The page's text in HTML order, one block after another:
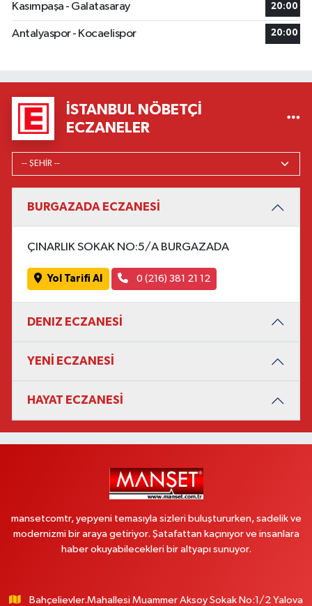
Kasımpaşa - Galatasaray 20:00
Antalyaspor - Kocaelispor 20:00
İSTANBUL NÖBETÇI
ECZANELER
BURGAZADA ECZANESİ
ÇINARLIK SOKAK NO:5/A BURGAZADA
Yol Tarifi Al 0 (216) 381 21 12
DENIZ ECZANESİ
YENİ ECZANESİ
HAYAT ECZANESİ
mansetcomtr, yepyeni temasıyla sizleri buluştururken, sadelik ve
modernizmi bir araya getiriyor. Şatafattan kaçınıyor ve insanlara
haber okuyabilecekleri bir altyapı sunuyor.
Bahçelievler.Mahallesi Muammer Aksoy Sokak No:1/2 Yalova